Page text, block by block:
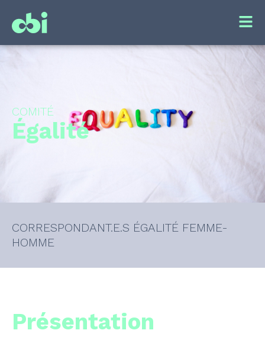
COMITÉ
Égalité
CORRESPONDANT.E.S ÉGALITÉ FEMME-
HOMME
Présentation